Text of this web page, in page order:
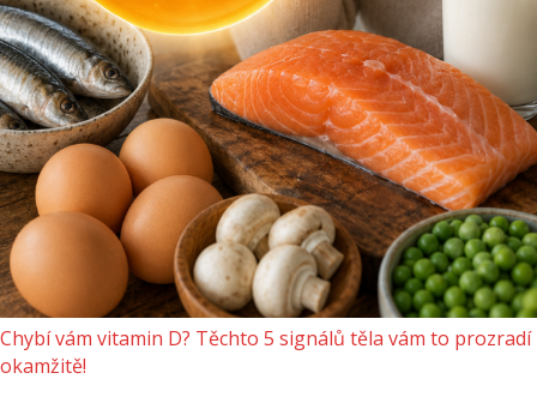
Chybí vám vitamin D? Těchto 5 signálů těla vám to prozradí
okamžitě!